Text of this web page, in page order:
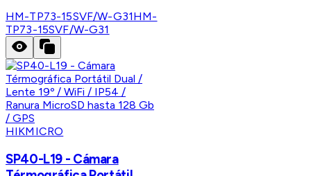
HM-TP73-15SVF/W-G31HM-
TP73-15SVF/W-G31
HIKMICRO
SP40-L19 - Cámara